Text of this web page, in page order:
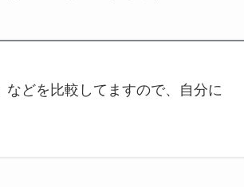
などを比較してますので、自分に